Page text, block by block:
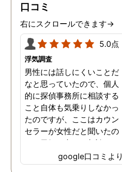
口コミ
右にスクロールできます→
5.0点
浮気調査
男性には話しにくいことだ
なと思っていたので、個人
的に探偵事務所に相談する
こと自体も気乗りしなかっ
たのですが、ここはカウン
セラーが女性だと聞いたの
で、勇気を出して相談して
みることにしました。感極
まって泣いてしまったり、
google口コミより